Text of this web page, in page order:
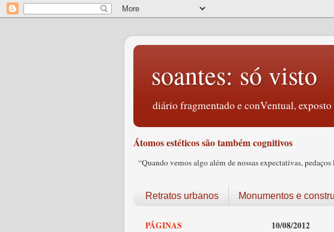
soantes: só visto
diário fragmentado e conVentual,
Átomos estéticos são também cognitivos
“Quando vemos algo além de nossas expectativas,
Retratos urbanos Monumentos e
10/08/2012
PÁGINAS